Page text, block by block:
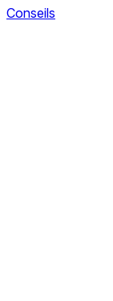
Conseils